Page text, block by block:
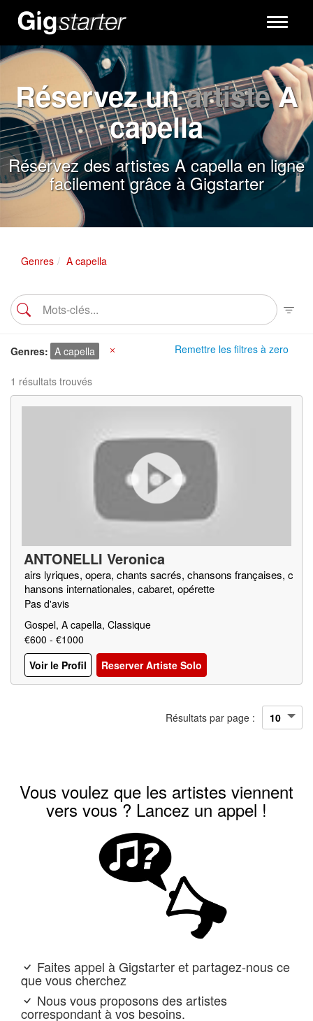
Toggle
Réservez unartisteA
capella
Réservez des artistes A capella en ligne
facilement grâce à Gigstarter
Genres A capella
Remettre les filtres à zero
Genres A capella
1 résultats trouvés
ANTONELLI Veronica
airs lyriques, opera, chants sacrés, chansons françaises, c
hansons internationales, cabaret, opérette
Pas d'avis
Gospel, A capella, Classique
€600 - €1000
Voir le Profil
Reserver Artiste Solo
Résultats par page :
Vous voulez que les artistes viennent
vers vous ? Lancez un appel !
Faites appel à Gigstarter et partagez-nous ce
que vous cherchez
Nous vous proposons des artistes
correspondant à vos besoins.